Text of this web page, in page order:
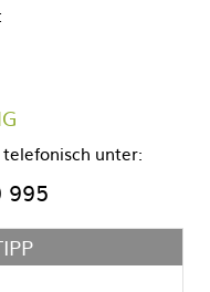
unter:
995